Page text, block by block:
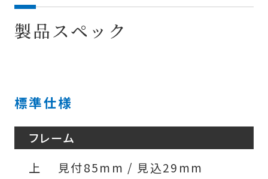
製品スペック
標準仕様
フレーム
上 見付85mm / 見込29mm